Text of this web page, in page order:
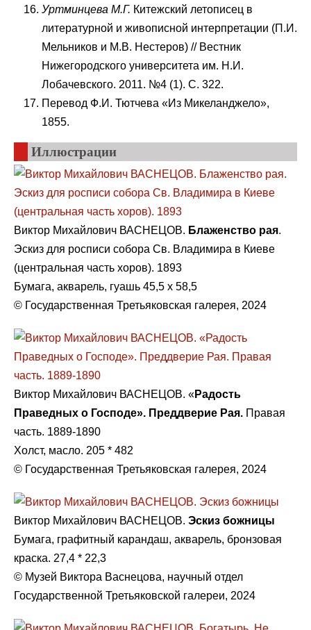
Уртминцева М.Г. Китежский летописец в
литературной и живописной интерпретации (П.И.
Мельников и М.В. Нестеров) // Вестник
Нижегородского университета им. Н.И.
Лобачевского. 2011. №4 (1). С. 322.
Перевод Ф.И. Тютчева «Из Микеланджело»,
1855.
Иллюстрации
Виктор Михайлович ВАСНЕЦОВ. Блаженство рая.
Эскиз для росписи собора Св. Владимира в Киеве
(центральная часть хоров). 1893
Бумага, акварель, гуашь 45,5 х 58,5
© Государственная Третьяковская галерея, 2024
Виктор Михайлович ВАСНЕЦОВ. «Радость
Праведных о Господе». Преддверие Рая. Правая
часть. 1889-1890
Холст, масло. 205 * 482
© Государственная Третьяковская галерея, 2024
Виктор Михайлович ВАСНЕЦОВ. Эскиз божницы
Бумага, графитный карандаш, акварель, бронзовая
краска. 27,4 * 22,3
© Музей Виктора Васнецова, научный отдел
Государственной Третьяковской галереи, 2024